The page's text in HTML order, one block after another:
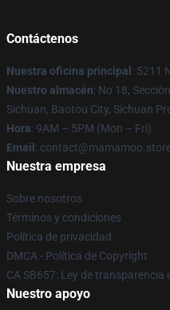
Contáctenos
Nuestra oficina principal : 5211
Nuestro almacén: No 18,
Sichuan, Baotou City, Sichuan
Hora: 9AM – 5PM (Mon – Fri)
Email :
Nuestra empresa
Sobre nosotros
Términos y condiciones
Política de privacidad
DMCA - Política de Copyright
CA SB657: Ley de
Nuestro apoyo